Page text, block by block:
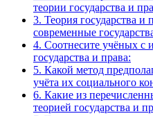
теории государства и
3. Теория государства и
современные
4. Соотнесите учёных с
государства и права:
5. Какой метод
учёта их социального
6. Какие из
теорией государства и